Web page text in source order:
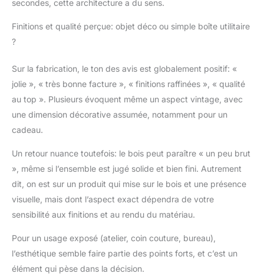
secondes, cette architecture a du sens.
Finitions et qualité perçue: objet déco ou simple boîte utilitaire
?
Sur la fabrication, le ton des avis est globalement positif: «
jolie », « très bonne facture », « finitions raffinées », « qualité
au top ». Plusieurs évoquent même un aspect vintage, avec
une dimension décorative assumée, notamment pour un
cadeau.
Un retour nuance toutefois: le bois peut paraître « un peu brut
», même si l’ensemble est jugé solide et bien fini. Autrement
dit, on est sur un produit qui mise sur le bois et une présence
visuelle, mais dont l’aspect exact dépendra de votre
sensibilité aux finitions et au rendu du matériau.
Pour un usage exposé (atelier, coin couture, bureau),
l’esthétique semble faire partie des points forts, et c’est un
élément qui pèse dans la décision.